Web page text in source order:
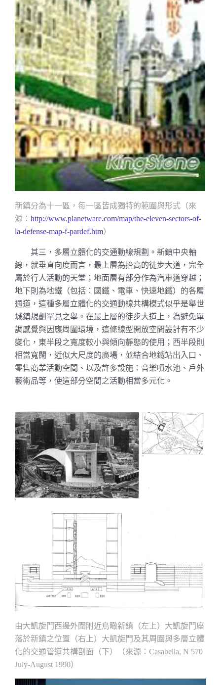
新鎮分為十一區，每一區皆成獨特的範圍與形式（來
源： http://www.planetware.com/map/the-eleven-sectors-of-
la-defense-map-f-pardef.htm）
其三，多層立體化的交通動線規劃。新鎮中央軸
線，就垂直向度而言，最上層為抬高的徒步大道，完全
屬於行人活動的天堂；地面層有部分作為汽車道穿越；
地下則為地鐵（包括：國鐵、電車、快速地鐵）的各層
通道，這種多層立體化的交通動線共構模式似乎是舉世
城鎮規劃罕見之舉。在最上層的徒步大道上，為避免單
調感覺與因應周圍環境，這條線型開放空間設計有不少
變化，東半段之寬度較小與傾向靜態的使用；西半段則
相當寬闊，近似大尺度的廣場，並結合地鐵站出入口、
零售商業活動空間、以及許多設施：音樂噴水池、戶外
藝術品等，使這部分空間之活動相當多元化。
由大凱旋門西邊外圍附近鳥瞰新鎮（左上）大凱旋門座
落於新鎮之位置（右上）大凱旋門及其周圍與多層立體
化的交通管道共構剖面（下）（來源： Casabella, N 570
July-August 1990）